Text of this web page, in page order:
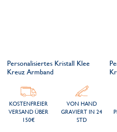
Personalisiertes Kristall Klee
Kreuz Armband
KOSTENFREIER
VERSAND ÜBER
150€
VON HAND
GRAVIERT IN 24
STD